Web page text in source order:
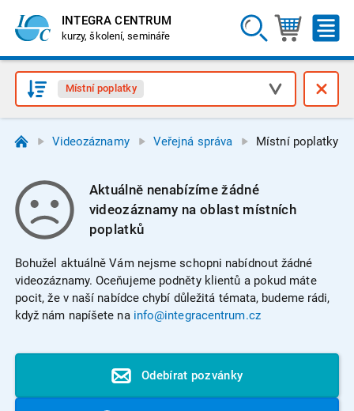
INTEGRA CENTRUM
kurzy, školení, semináře
Místní poplatky
Videozáznamy Veřejná správa Místní poplatky
Aktuálně nenabízíme žádné
videozáznamy na oblast místních
poplatků
Bohužel aktuálně Vám nejsme schopni nabídnout žádné
videozáznamy. Oceňujeme podněty klientů a pokud máte
pocit, že v naší nabídce chybí důležitá témata, budeme rádi,
když nám napíšete na info@integracentrum.cz
Odebírat pozvánky